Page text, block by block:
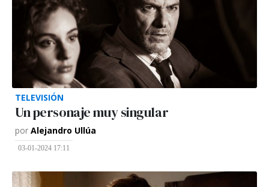
TELEVISIÓN
Un personaje muy singular
por Alejandro Ullúa
03-01-2024 17:11